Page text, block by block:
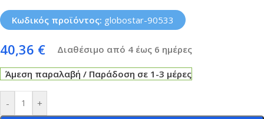
Κωδικός προϊόντος: globostar-90533
40,36 € Διαθέσιμο από 4 έως 6 ημέρες
Άμεση παραλαβή / Παράδοση σε 1-3 μέρες
- +